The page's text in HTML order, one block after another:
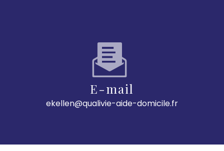
E-mail
ekellen@qualivie-aide-domicile.fr